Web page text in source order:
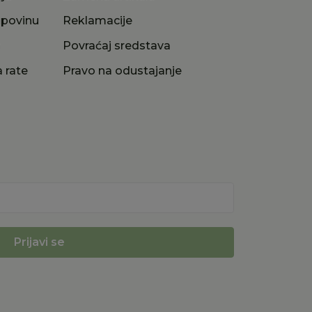
rate
Reklamacije
Povraćaj sredstava
Pravo na odustajanje
Prijavi se